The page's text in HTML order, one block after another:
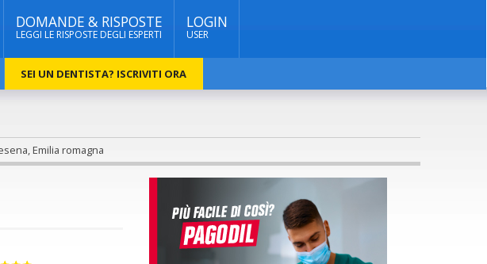
DOMANDE & RISPOSTE
LEGGI LE RISPOSTE DEGLI ESPERTI
LOGIN
USER
SEI UN DENTISTA? ISCRIVITI ORA
Emilia romagna